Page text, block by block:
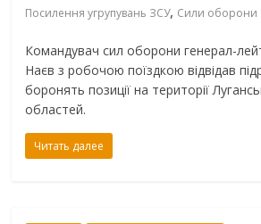
Посилення угрупувань ЗСУ, Сили оборони
Командувач сил оборони генерал-
Наєв з робочою поїздкою відвідав
боронять позиції на території
областей.
Читать далее